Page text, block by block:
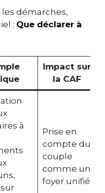
démarches,
: Que déclarer à
Impact sur
la CAF
à
Prise en
compte du
couple
comme un
foyer unifié